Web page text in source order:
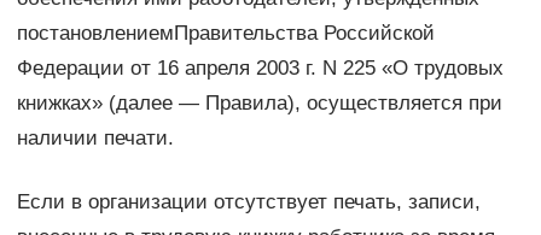
постановлениемПравительства Российской
Федерации от 16 апреля 2003 г. N 225 «О трудовых
книжках» (далее — Правила), осуществляется при
наличии печати.
Если в организации отсутствует печать, записи,